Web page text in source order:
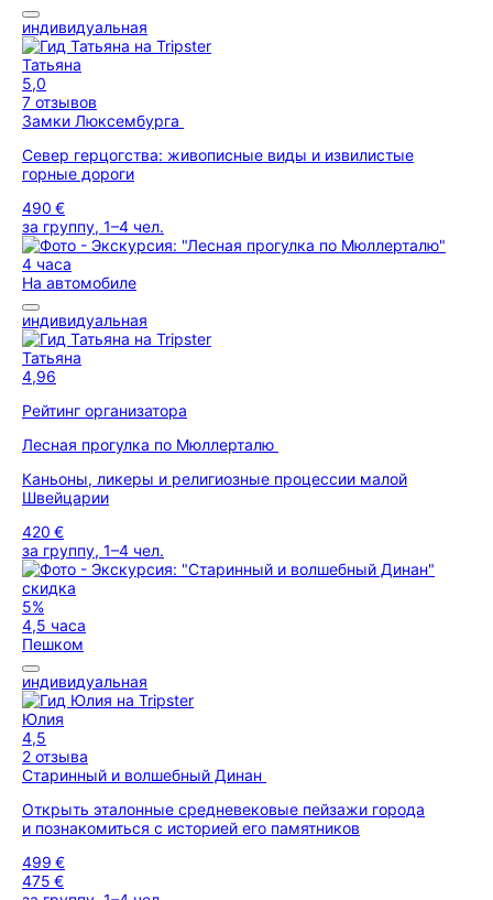
индивидуальная
Татьяна
5,0
7 отзывов
Замки Люксембурга
Север герцогства: живописные виды и извилистые
горные дороги
490 €
за группу, 1–4 чел.
4 часа
На автомобиле
индивидуальная
Татьяна
4,96
Рейтинг организатора
Лесная прогулка по Мюллерталю
Каньоны, ликеры и религиозные процессии малой
Швейцарии
420 €
за группу, 1–4 чел.
скидка
5%
4,5 часа
Пешком
индивидуальная
Юлия
4,5
2 отзыва
Старинный и волшебный Динан
Открыть эталонные средневековые пейзажи города
и познакомиться с историей его памятников
499 €
475 €